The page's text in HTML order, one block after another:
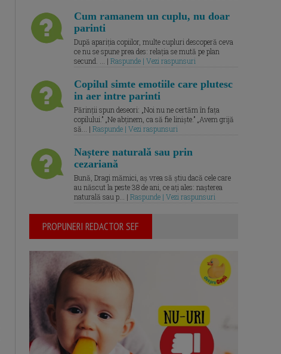
Cum ramanem un cuplu, nu doar
parinti
După apariția copiilor, multe cupluri descoperă ceva
ce nu se spune prea des: relația se mută pe plan
secund. ... | Raspunde | Vezi raspunsuri
Copilul simte emotiile care plutesc
in aer intre parinti
Părinții spun deseori: „Noi nu ne certăm în fața
copilului.” „Ne abținem, ca să fie liniște.” „Avem grijă
să... | Raspunde | Vezi raspunsuri
Naștere naturală sau prin
cezariană
Bună, Dragi mămici, aș vrea să știu dacă cele care
au născut la peste 38 de ani, ce ați ales: nașterea
naturală sau p... | Raspunde | Vezi raspunsuri
PROPUNERI REDACTOR SEF